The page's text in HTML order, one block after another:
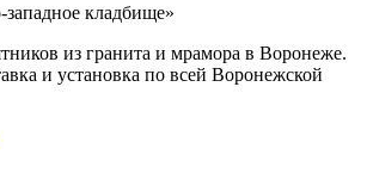
кладбище»
из гранита и мрамора в Воронеже.
и установка по всей Воронежской